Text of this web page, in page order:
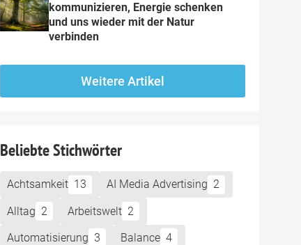
kommunizieren, Energie schenken
und uns wieder mit der Natur
verbinden
Weitere Artikel
Beliebte Stichwörter
Achtsamkeit 13 AI Media Advertising 2
Alltag 2 Arbeitswelt 2
Automatisierung 3 Balance 4